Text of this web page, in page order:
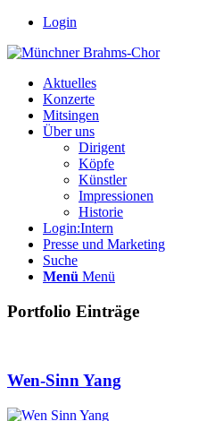
Login
Aktuelles
Konzerte
Mitsingen
Über uns
Dirigent
Köpfe
Künstler
Impressionen
Historie
Login:Intern
Presse und Marketing
Suche
Menü Menü
Portfolio Einträge
Wen-Sinn Yang